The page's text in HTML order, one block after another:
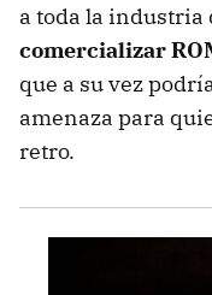
a toda la industria
comercializar
que a su vez
amenaza para
retro.